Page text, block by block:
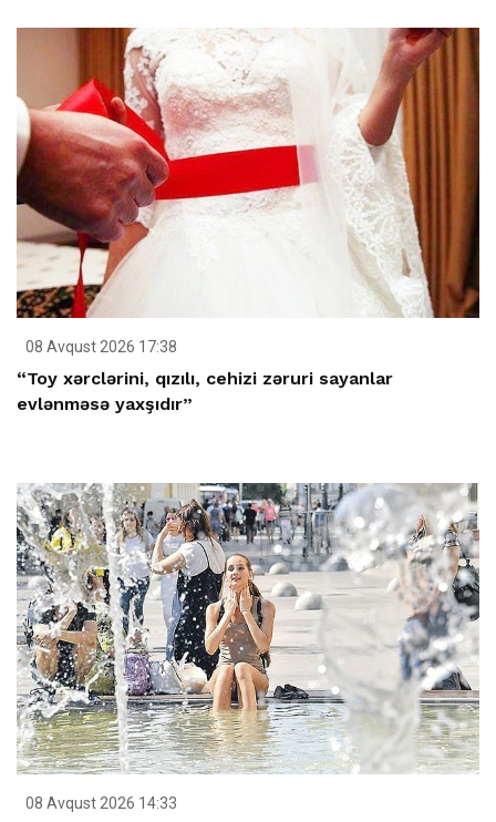
08 Avqust 2026 17:38
“Toy xərclərini, qızılı, cehizi zəruri sayanlar
evlənməsə yaxşıdır”
08 Avqust 2026 14:33